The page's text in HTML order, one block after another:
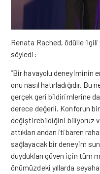
Renata Rached, ödülle ilgili
söyledi:
“Bir havayolu deneyiminin
onu nasıl hatırladığıdır.
gerçek geri bildirimlerine
derece değerli. Konforun
değiştirebildiğini biliyoruz
attıkları andan itibaren
sağlayacak bir deneyim
duydukları güven için tüm
önümüzdeki yıllarda